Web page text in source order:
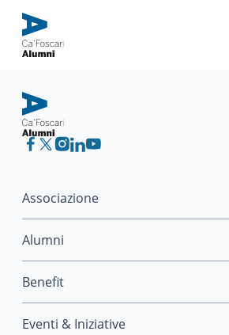
Associazione
Alumni
Benefit
Eventi & Iniziative